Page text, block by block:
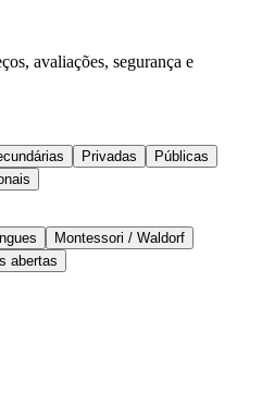
avaliações, segurança e
Privadas
Públicas
Montessori / Waldorf
abertas